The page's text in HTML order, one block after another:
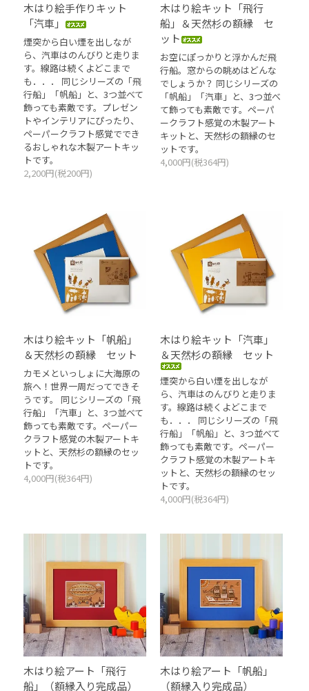
木はり絵手作りキット
「汽車」
煙突から白い煙を出しなが
ら、汽車はのんびりと走りま
す。線路は続くよどこまで
も．．． 同じシリーズの「飛
行船」「帆船」と、3つ並べて
飾っても素敵です。プレゼン
トやインテリアにぴったり、
ペーパークラフト感覚ででき
るおしゃれな木製アートキッ
トです。
2,200円(税200円)
木はり絵キット「飛行
船」＆天然杉の額縁 セ
ット
お空にぽっかりと浮かんだ飛
行船。窓からの眺めはどんな
でしょうか？ 同じシリーズの
「帆船」「汽車」と、3つ並べ
て飾っても素敵です。ペーパ
ークラフト感覚の木製アート
キットと、天然杉の額縁のセ
ットです。
4,000円(税364円)
木はり絵キット「帆船」
＆天然杉の額縁 セット
カモメといっしょに大海原の
旅へ！世界一周だってできそ
うです。 同じシリーズの「飛
行船」「汽車」と、3つ並べて
飾っても素敵です。ペーパー
クラフト感覚の木製アートキ
ットと、天然杉の額縁のセッ
トです。
4,000円(税364円)
木はり絵キット「汽車」
＆天然杉の額縁 セット
煙突から白い煙を出しなが
ら、汽車はのんびりと走りま
す。線路は続くよどこまで
も．．． 同じシリーズの「飛
行船」「帆船」と、3つ並べて
飾っても素敵です。ペーパー
クラフト感覚の木製アートキ
ットと、天然杉の額縁のセッ
トです。
4,000円(税364円)
木はり絵アート「飛行
船」（額縁入り完成品）
木はり絵アート「帆船」
（額縁入り完成品）